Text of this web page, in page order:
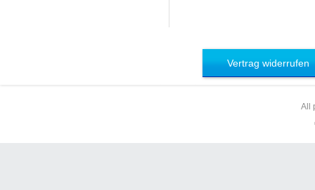
Vertrag widerrufen
All